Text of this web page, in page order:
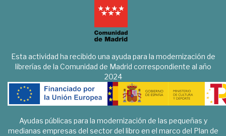
Esta actividad ha recibido una ayuda para la modernización de
librerías de la Comunidad de Madrid correspondiente al año
2024
Ayudas públicas para la modernización de las pequeñas y
medianas empresas del sector del libro en el marco del Plan de